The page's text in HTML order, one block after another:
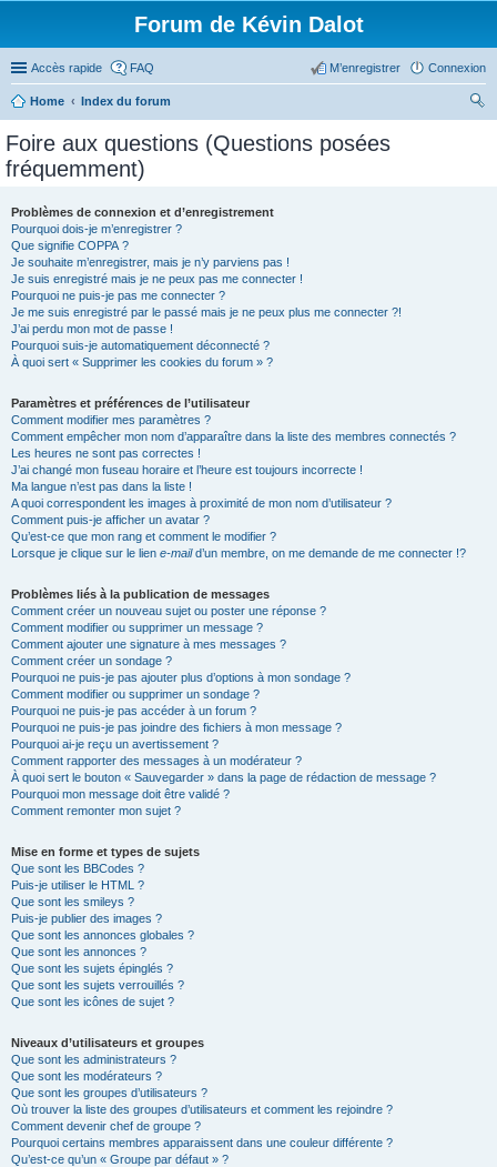
Forum de Kévin Dalot
Accès rapide FAQ Connexion
M’enregistrer
Home
Index du forum
Foire aux questions (Questions posées
fréquemment)
Problèmes de connexion et d’enregistrement
Pourquoi dois-je m’enregistrer ?
Que signifie COPPA ?
Je souhaite m’enregistrer, mais je n’y parviens pas !
Je suis enregistré mais je ne peux pas me connecter !
Pourquoi ne puis-je pas me connecter ?
Je me suis enregistré par le passé mais je ne peux plus me connecter ?!
J’ai perdu mon mot de passe !
Pourquoi suis-je automatiquement déconnecté ?
À quoi sert « Supprimer les cookies du forum » ?
Paramètres et préférences de l’utilisateur
Comment modifier mes paramètres ?
Comment empêcher mon nom d’apparaître dans la liste des membres connectés ?
Les heures ne sont pas correctes !
J’ai changé mon fuseau horaire et l’heure est toujours incorrecte !
Ma langue n’est pas dans la liste !
A quoi correspondent les images à proximité de mon nom d’utilisateur ?
Comment puis-je afficher un avatar ?
Qu’est-ce que mon rang et comment le modifier ?
Lorsque je clique sur le lien e-maild’un membre, on me demande de me connecter !?
Problèmes liés à la publication de messages
Comment créer un nouveau sujet ou poster une réponse ?
Comment modifier ou supprimer un message ?
Comment ajouter une signature à mes messages ?
Comment créer un sondage ?
Pourquoi ne puis-je pas ajouter plus d’options à mon sondage ?
Comment modifier ou supprimer un sondage ?
Pourquoi ne puis-je pas accéder à un forum ?
Pourquoi ne puis-je pas joindre des fichiers à mon message ?
Pourquoi ai-je reçu un avertissement ?
Comment rapporter des messages à un modérateur ?
À quoi sert le bouton « Sauvegarder » dans la page de rédaction de message ?
Pourquoi mon message doit être validé ?
Comment remonter mon sujet ?
Mise en forme et types de sujets
Que sont les BBCodes ?
Puis-je utiliser le HTML ?
Que sont les smileys ?
Puis-je publier des images ?
Que sont les annonces globales ?
Que sont les annonces ?
Que sont les sujets épinglés ?
Que sont les sujets verrouillés ?
Que sont les icônes de sujet ?
Niveaux d’utilisateurs et groupes
Que sont les administrateurs ?
Que sont les modérateurs ?
Que sont les groupes d’utilisateurs ?
Où trouver la liste des groupes d’utilisateurs et comment les rejoindre ?
Comment devenir chef de groupe ?
Pourquoi certains membres apparaissent dans une couleur différente ?
Qu’est-ce qu’un « Groupe par défaut » ?